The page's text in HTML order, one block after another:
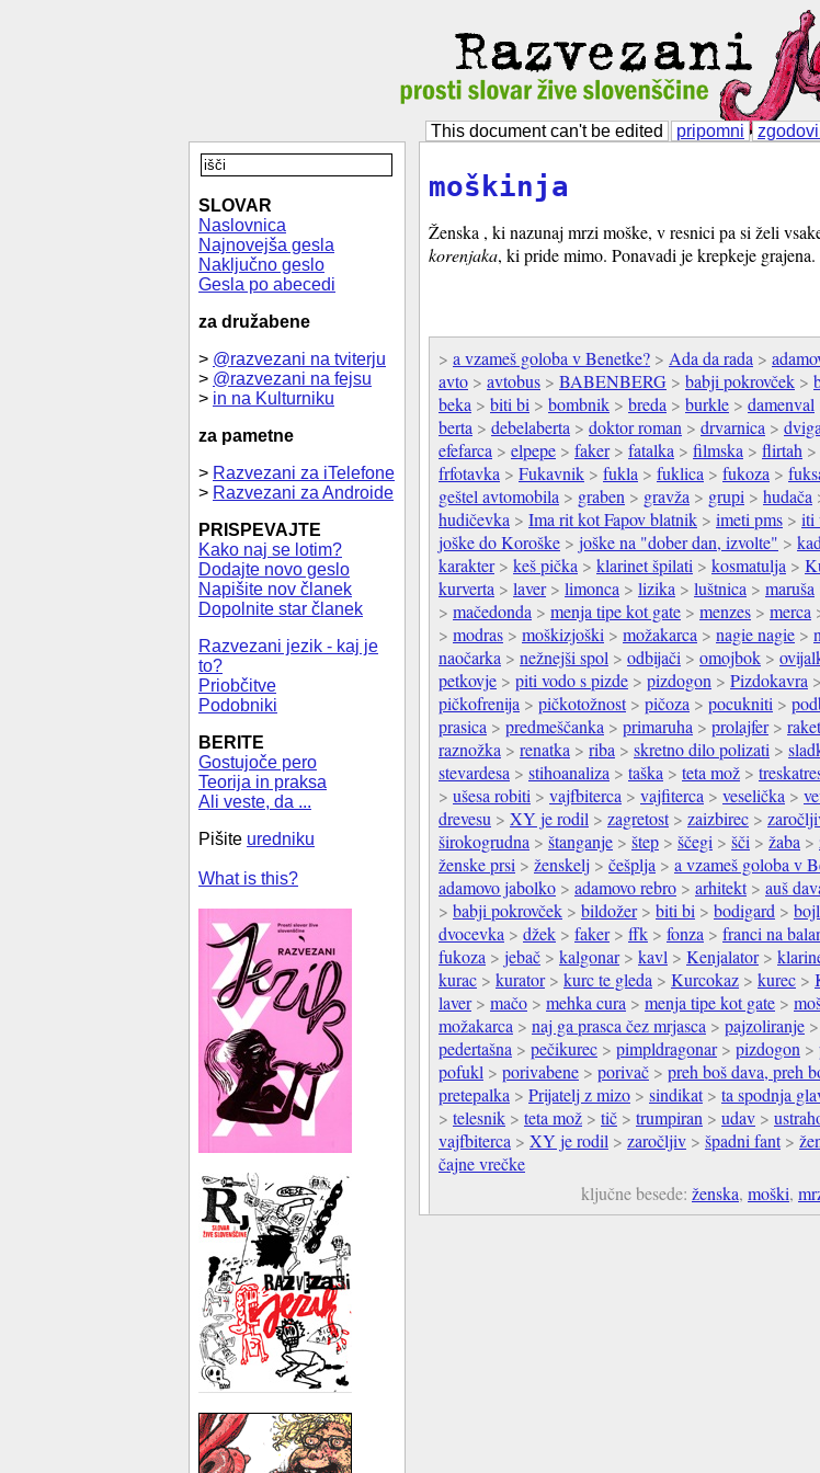
This document can't be edited pripomni
SLOVAR
Naslovnica
Najnovejša gesla
Naključno geslo
Gesla po abecedi
za družabene
> @razvezani na tviterju
> @razvezani na fejsu
> in na Kulturniku
za pametne
> Razvezani za iTelefone
> Razvezani za Androide
PRISPEVAJTE
Kako naj se lotim?
Dodajte novo geslo
Napišite nov članek
Dopolnite star članek
Razvezani jezik - kaj je
to?
Priobčitve
Podobniki
BERITE
Gostujoče pero
Teorija in praksa
Ali veste, da ...
Pišite uredniku
What is this?
moškinja
Ženska , ki nazunaj mrzi moške, v resnici pa si želi
korenjaka, ki pride mimo. Ponavadi je krepkeje grajena.
> a vzameš goloba v Benetke? > Ada da rada >
avto > avtobus > BABENBERG > babji pokrovček >
beka > biti bi > bombnik > breda > burkle > damenval
berta > debelaberta > doktor roman > drvarnica >
efefarca > elpepe > faker> fatalka > filmska > flirtah >
frfotavka > Fukavnik > fukla > fuklica > fukoza >
geštel avtomobila > graben > gravža > grupi > hudača
hudičevka > Ima rit kot Fapov blatnik > imeti pms > iti
joške do Koroške > joške na "dober dan, izvolte" >
karakter> keš pička > klarinet špilati > kosmatulja >
kurverta > laver> limonca > lizika > luštnica > maruša
> mačedonda > menja tipe kot gate > menzes > merca
> modras > moškizjoški > možakarca > nagie nagie >
naočarka > nežnejši spol > odbijači > omojbok >
petkovje > piti vodo s pizde > pizdogon > Pizdokavra >
pičkofrenija > pičkotožnost> pičoza > pocukniti >
prasica > predmeščanka > primaruha > prolajfer>
raznožka > renatka > riba > skretno dilo polizati >
stevardesa > stihoanaliza > taška > teta mož >
> ušesa robiti > vajfbiterca > vajfiterca > veselička >
drevesu > XY je rodil > zagretost> zaizbirec >
širokogrudna > štanganje > štep > ščegi > šči > žaba >
ženske prsi > ženskelj > češplja > a vzameš goloba v
adamovo jabolko > adamovo rebro > arhitekt> auš
> babji pokrovček > bildožer> biti bi > bodigard >
dvocevka > džek > faker> ffk > fonza > franci na
fukoza > jebač > kalgonar> kavl > Kenjalator>
kurac > kurator> kurc te gleda > Kurcokaz > kurec >
laver> mačo > mehka cura > menja tipe kot gate >
možakarca > naj ga prasca čez mrjasca > pajzoliranje >
pedertašna > pečikurec > pimpldragonar> pizdogon >
pofukl > porivabene > porivač > preh boš dava, preh
pretepalka > Prijatelj z mizo > sindikat> ta spodnja
> telesnik > teta mož > tič > trumpiran > udav >
vajfbiterca > XY je rodil > zaročljiv > špadni fant>
čajne vrečke
ključne besede: ženska, moški,